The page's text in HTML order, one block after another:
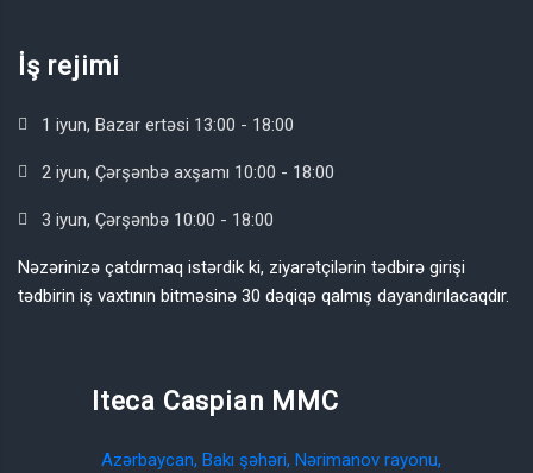
İş rejimi
1 iyun, Bazar ertəsi 13:00 - 18:00
2 iyun, Çərşənbə axşamı 10:00 - 18:00
3 iyun, Çərşənbə 10:00 - 18:00
Nəzərinizə çatdırmaq istərdik ki, ziyarətçilərin tədbirə girişi
tədbirin iş vaxtının bitməsinə 30 dəqiqə qalmış dayandırılacaqdır.
Iteca Caspian MMC
Azərbaycan, Bakı şəhəri, Nərimanov rayonu,